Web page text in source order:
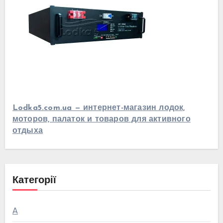
Lodka5.com.ua — интернет-магазин лодок,
моторов, палаток и товаров для активного
отдыха
Категорії
А